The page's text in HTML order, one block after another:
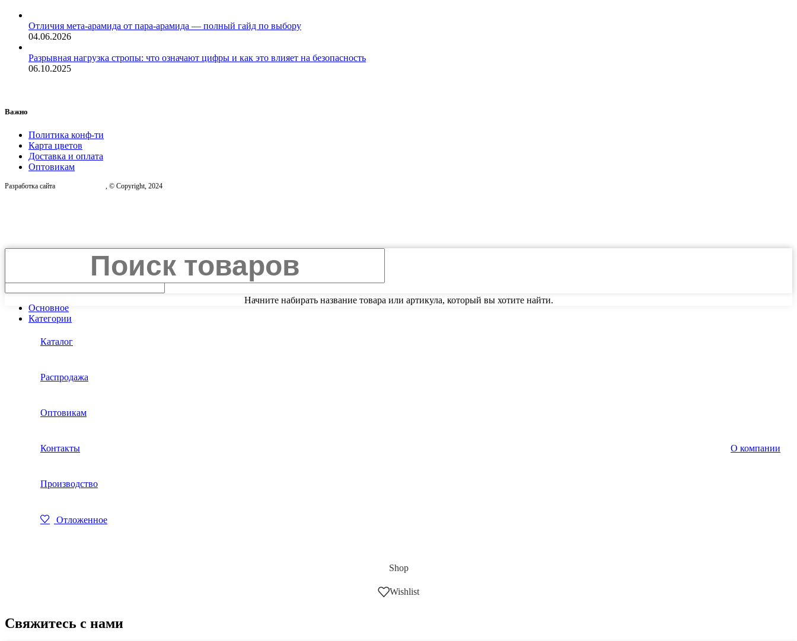
Отличия мета-арамида от пара-арамида — полный гайд по выбору
04.06.2026
Разрывная нагрузка стропы: что означают цифры и как это влияет на безопасность
06.10.2025
Важно
Политика конф-ти
Карта цветов
Доставка и оплата
Оптовикам
Разработка сайта , © Copyright, 2024
Начните набирать название товара или артикула, который вы хотите найти.
Search
Основное
Категории
Каталог
Распродажа
Оптовикам
Контакты О компании
Производство
Отложенное
Shop
Wishlist
Свяжитесь с нами